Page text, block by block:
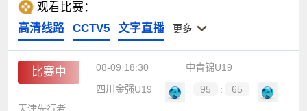
观看比赛：
高清线路
CCTV5 文字直播 更多
比赛中 08-09 18:30
中青锦U19
四川金强U19
95 :
65